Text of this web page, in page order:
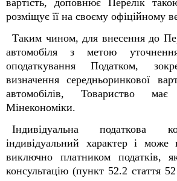
вартість, доповнює Перелік
розміщує її на своєму офіційному
Таким чином, для внесення до
автомобіля з метою
оподаткування Податком,
визначення середньоринкової
автомобілів, Товариство
Мінекономіки.
Індивідуальна податкова
індивідуальний характер і може
виключно платником податків,
консультацію (пункт 52.2 стаття